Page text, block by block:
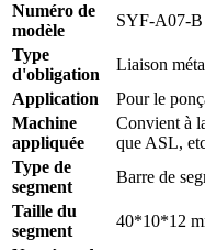
Numéro de
modèle
SYF-A07-B
Type
d'obligation
Liaison
Application
Pour le
Machine
appliquée
Convient à
que ASL,
Type de
segment
Barre de
Taille du
segment
40*10*12